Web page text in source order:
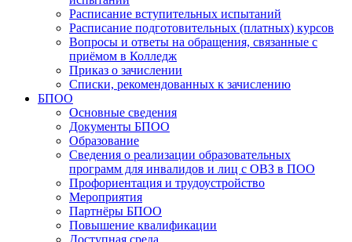
Расписание вступительных испытаний
Расписание подготовительных (платных) курсов
Вопросы и ответы на обращения, связанные с
приёмом в Колледж
Приказ о зачислении
Списки, рекомендованных к зачислению
БПОО
Основные сведения
Документы БПОО
Образование
Сведения о реализации образовательных
программ для инвалидов и лиц с ОВЗ в ПОО
Профориентация и трудоустройство
Мероприятия
Партнёры БПОО
Повышение квалификации
Доступная среда